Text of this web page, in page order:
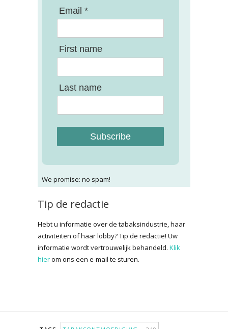
Email *
First name
Last name
Subscribe
We promise: no spam!
Tip de redactie
Hebt u informatie over de tabaksindustrie, haar
activiteiten of haar lobby? Tip de redactie! Uw
informatie wordt vertrouwelijk behandeld. Klik
hierom ons een e-mail te sturen.